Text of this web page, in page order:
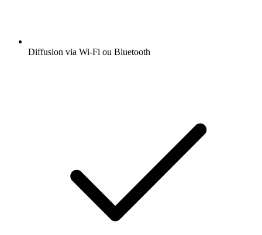
Diffusion via Wi-Fi ou Bluetooth